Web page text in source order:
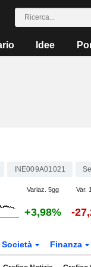
Idee
INE009A01021
Variaz. 5gg Var.
+3,98% -
Società Finanza